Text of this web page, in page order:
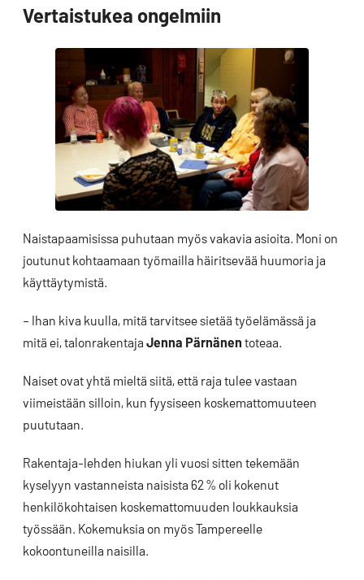
Vertaistukea ongelmiin
Naistapaamisissa puhutaan myös vakavia asioita. Moni on
joutunut kohtaamaan työmailla häiritsevää huumoria ja
käyttäytymistä.
– Ihan kiva kuulla, mitä tarvitsee sietää työelämässä ja
mitä ei, talonrakentaja Jenna Pärnänen toteaa.
Naiset ovat yhtä mieltä siitä, että raja tulee vastaan
viimeistään silloin, kun fyysiseen koskemattomuuteen
puututaan.
Rakentaja-lehden hiukan yli vuosi sitten tekemään
kyselyyn vastanneista naisista 62 % oli kokenut
henkilökohtaisen koskemattomuuden loukkauksia
työssään. Kokemuksia on myös Tampereelle
kokoontuneilla naisilla.